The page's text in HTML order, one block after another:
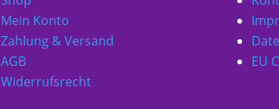
Mein Konto
Zahlung & Versand
AGB
Widerrufsrecht
EU